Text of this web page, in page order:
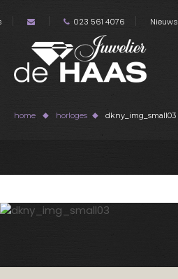
023 561 4076 Nieuws
home horloges dkny_img_small03